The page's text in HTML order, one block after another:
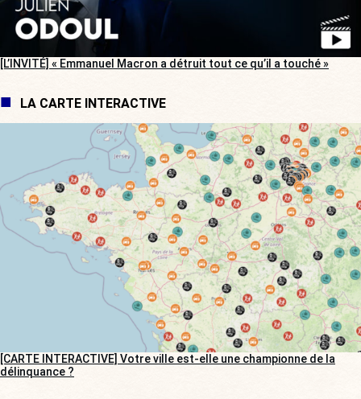
[L’INVITÉ] « Emmanuel Macron a détruit tout ce qu’il a touché »
LA CARTE INTERACTIVE
[CARTE INTERACTIVE] Votre ville est-elle une championne de la
délinquance ?